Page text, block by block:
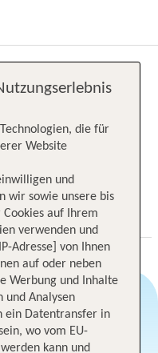
24/7 TUI Service
die für
Website
und
wir sowie unsere bis
auf Ihrem
verwenden und
Adresse] von Ihnen
auf oder neben
Werbung und Inhalte
und Analysen
ein Datentransfer in
wo vom EU-
kann und